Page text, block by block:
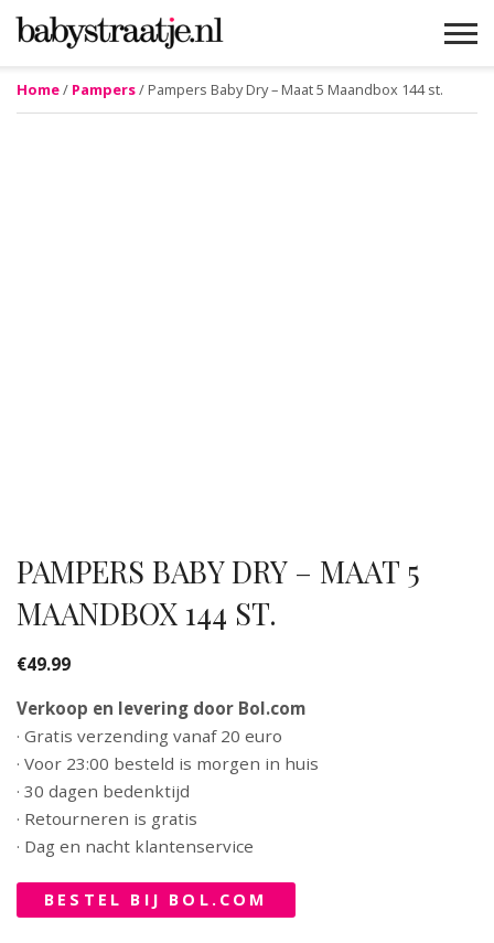
MAMAVLOGS
ZWANGER
BABY
LIFESTYLE
MUSTHAVES
CELEBS
ADVIES
WEBSHOPS
GRATIS
WIN
KORTINGEN
Home/ Pampers/ Pampers Baby Dry – Maat 5 Maandbox 144 st.
PAMPERS BABY DRY – MAAT 5
MAANDBOX 144 ST.
€49.99
Verkoop en levering door Bol.com
· Gratis verzending vanaf 20 euro
· Voor 23:00 besteld is morgen in huis
· 30 dagen bedenktijd
· Retourneren is gratis
· Dag en nacht klantenservice
BESTEL BIJ BOL.COM